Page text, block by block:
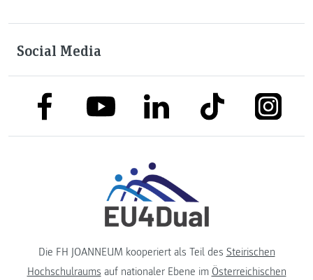
Social Media
link to facebooklink to youtubelink to linkedinlink to tiktok link to
Die FH JOANNEUM kooperiert als Teil des Steirischen
Hochschulraums auf nationaler Ebene im Österreichischen